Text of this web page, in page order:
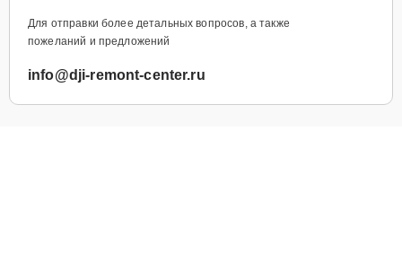
Для отправки более детальных вопросов, а также
пожеланий и предложений
info@dji-remont-center.ru